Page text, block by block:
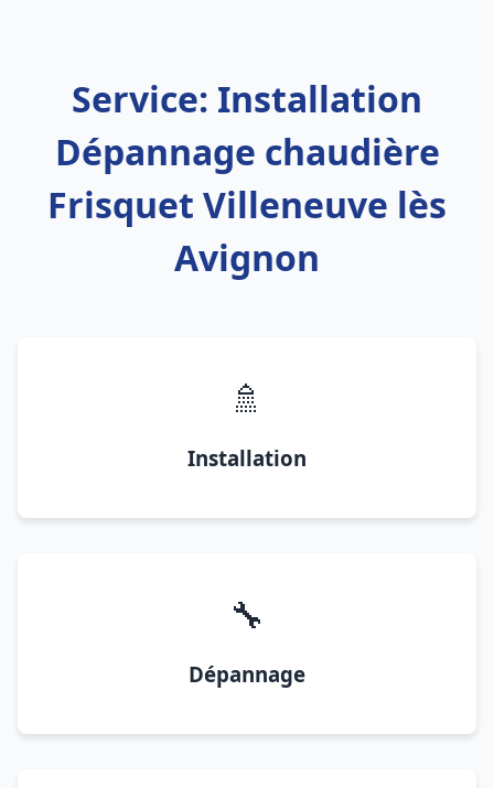
Service: Installation
Dépannage chaudière
Frisquet Villeneuve lès
Avignon
🚿
Installation
🔧
Dépannage